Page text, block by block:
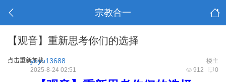
宗教合一
【观音】重新思考你们的选择
点击重新加载 楼主
yoyo13688
912 0
2025-8-24 02:51